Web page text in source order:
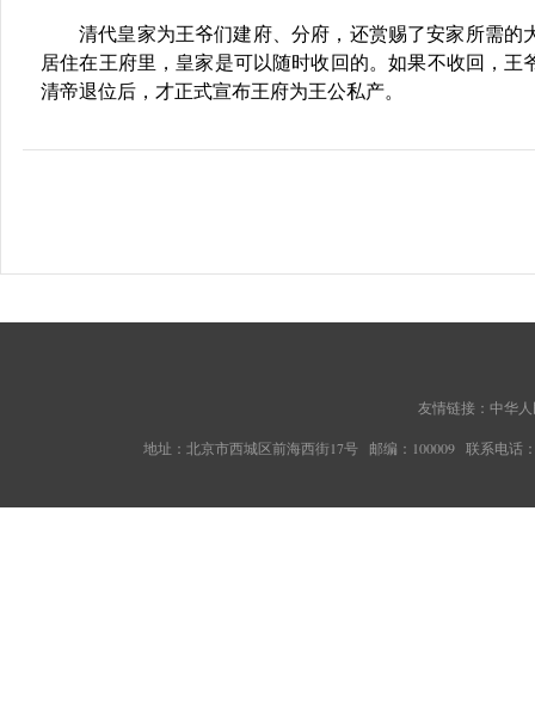
清代皇家为王爷们建府、分府，还赏赐了安家所需的
居住在王府里，皇家是可以随时收回的。如果不收回，
清帝退位后，才正式宣布王府为王公私产。
友情链接： 中华
地址：北京市西城区前海西街17号 邮编：100009 联系电话